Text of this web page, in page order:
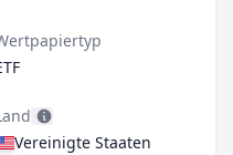
Vereinigte Staaten